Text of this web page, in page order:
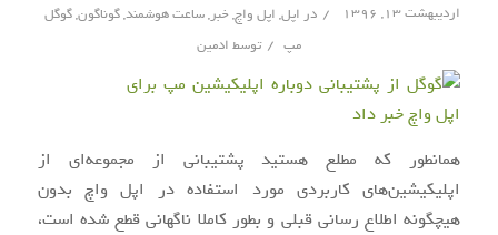
اردیبهشت ۱۳, ۱۳۹۶ / در اپل, اپل واچ,خبر,ساعت هوشمند,گوناگون,گوگل
مپ / توسط ادمین
همانطور که مطلع هستید پشتیبانی از مجموعه‌ای از
اپلیکیشین‌های کاربردی مورد استفاده در اپل واچ بدون
هیچگونه اطلاع رسانی قبلی و بطور کاملا ناگهانی قطع شده است،